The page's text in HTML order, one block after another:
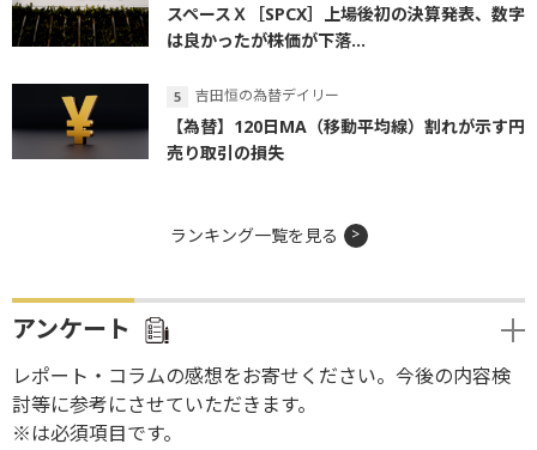
スペースＸ［SPCX］上場後初の決算発表、数字
は良かったが株価が下落...
吉田恒の為替デイリー
【為替】120日MA（移動平均線）割れが示す円
売り取引の損失
ランキング一覧を見る
アンケート
レポート・コラムの感想をお寄せください。今後の内容検
討等に参考にさせていただきます。
※は必須項目です。